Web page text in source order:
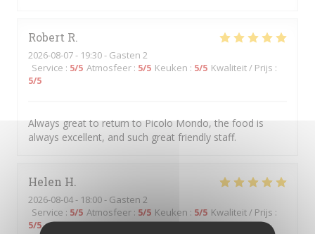
Robert R
2026-08-07- 19:30 - Gasten 2
Service : 5/5 Atmosfeer : 5/5 Keuken : 5/5 Kwaliteit / Prijs :
5/5
Always great to return to Picolo Mondo, the food is
always excellent, and such great friendly staff.
Helen H
2026-08-04- 18:00 - Gasten 2
Service : 5/5 Atmosfeer : 5/5 Keuken : 5/5 Kwaliteit / Prijs :
5/5